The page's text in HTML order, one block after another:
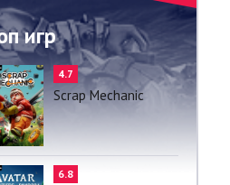
игр
4.7
Scrap Mechanic
6.8